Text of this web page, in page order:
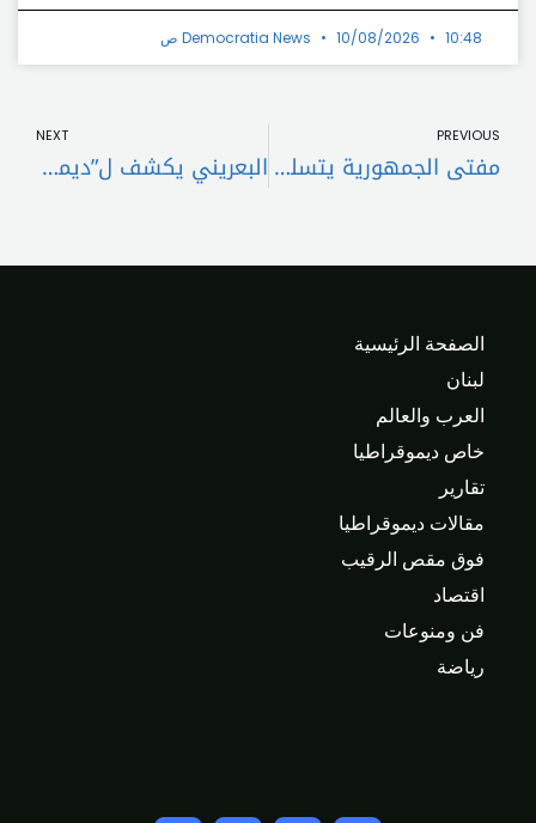
Democratia News 10/08/2026 10:48 ص
PREVIOUS
مفتى الجمهورية يتسلم مذكرة حول مزارع شبعا
NEXT
البعريني يكشف ل”ديموقراطيا نيوز” طبيعة علاقته مع “بري” و تموضعه السياسي الجديد .. وماذا عن تحالفاته الانتخابية المقبلة؟
الصفحة الرئيسية
لبنان
العرب والعالم
خاص ديموقراطيا
تقارير
مقالات ديموقراطيا
فوق مقص الرقيب
اقتصاد
فن ومنوعات
رياضة